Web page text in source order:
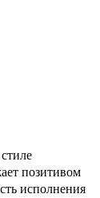
позитивом
исполнения